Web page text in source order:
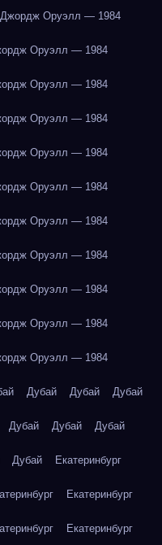
Джордж Оруэлл — 1984
Оруэлл — 1984
Оруэлл — 1984
Оруэлл — 1984
Оруэлл — 1984
Оруэлл — 1984
Оруэлл — 1984
Оруэлл — 1984
Оруэлл — 1984
Оруэлл — 1984
Оруэлл — 1984
Дубай Дубай Дубай
Дубай Дубай Дубай
Дубай Екатеринбург
Екатеринбург
Екатеринбург